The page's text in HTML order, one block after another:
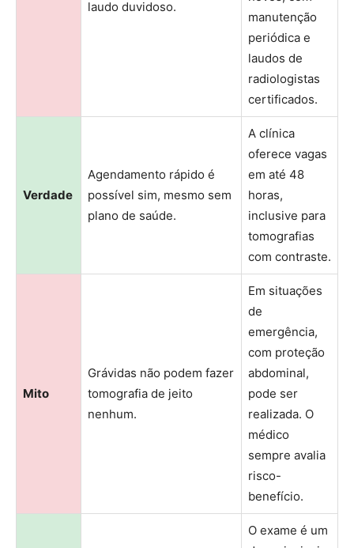
laudo duvidoso.
manutenção
periódica e
laudos de
radiologistas
certificados.
Verdade
Agendamento rápido é
possível sim, mesmo sem
plano de saúde.
A clínica
oferece vagas
em até 48
horas,
inclusive para
tomografias
com contraste.
Mito
Grávidas não podem fazer
tomografia de jeito
nenhum.
Em situações
de
emergência,
com proteção
abdominal,
pode ser
realizada. O
médico
sempre avalia
risco-
benefício.
O exame é um